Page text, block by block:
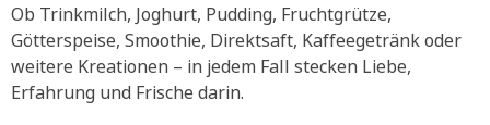
Ob Trinkmilch, Joghurt, Pudding, Fruchtgrütze,
Götterspeise, Smoothie, Direktsaft, Kaffeegetränk oder
weitere Kreationen – in jedem Fall stecken Liebe,
Erfahrung und Frische darin.